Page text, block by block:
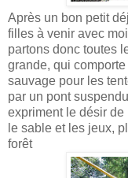
Après un bon petit
filles à venir avec
partons donc toutes
grande, qui
sauvage pour les
par un pont
expriment le désir
le sable et les jeux,
forêt